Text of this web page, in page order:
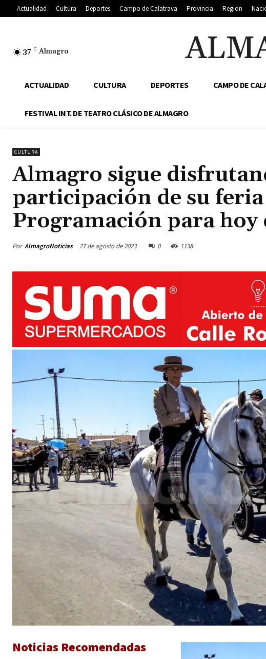
Actualidad Cultura Deportes Campo de Calatrava Provincia Region
37 C Almagro
ACTUALIDAD CULTURA DEPORTES CAMPO DE
FESTIVAL INT. DE TEATRO CLÁSICO DE ALMAGRO
CULTURA
Almagro sigue
participación de su feria
Programación para hoy
Por AlmagroNoticias 27 de agosto de 2023 0 1138
Noticias Recomendadas